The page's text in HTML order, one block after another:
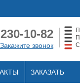
10-82
Закажите звонок
ЗАКАЗАТЬ